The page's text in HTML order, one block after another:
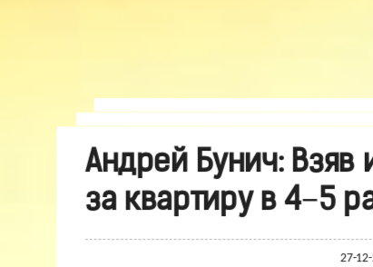
Андрей Бунич: Взяв
за квартиру в 4−5
27-